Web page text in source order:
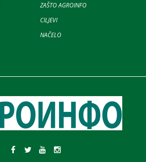
ZAŠTO AGROINFO
CILJEVI
NAČELO